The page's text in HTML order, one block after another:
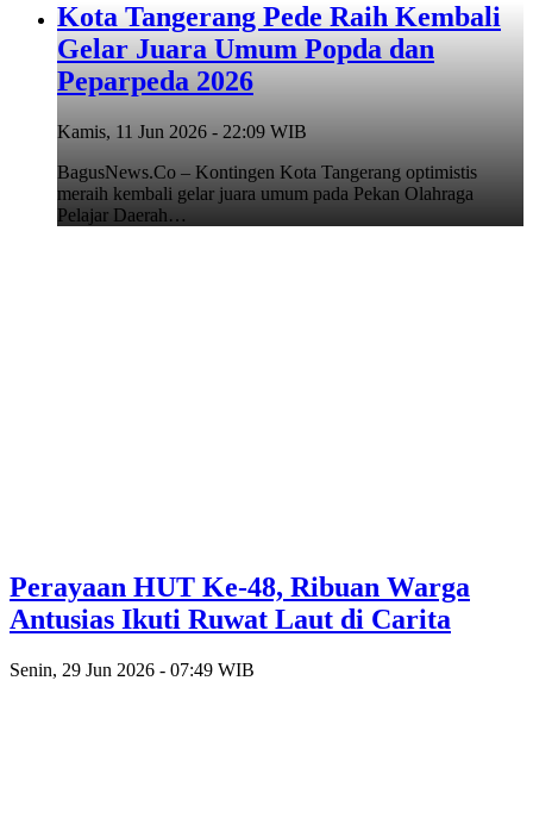
Kota Tangerang Pede Raih Kembali
Gelar Juara Umum Popda dan
Peparpeda 2026
Kamis, 11 Jun 2026 - 22:09 WIB
BagusNews.Co – Kontingen Kota Tangerang optimistis
meraih kembali gelar juara umum pada Pekan Olahraga
Pelajar Daerah…
Perayaan HUT Ke-48, Ribuan Warga
Antusias Ikuti Ruwat Laut di Carita
Senin, 29 Jun 2026 - 07:49 WIB